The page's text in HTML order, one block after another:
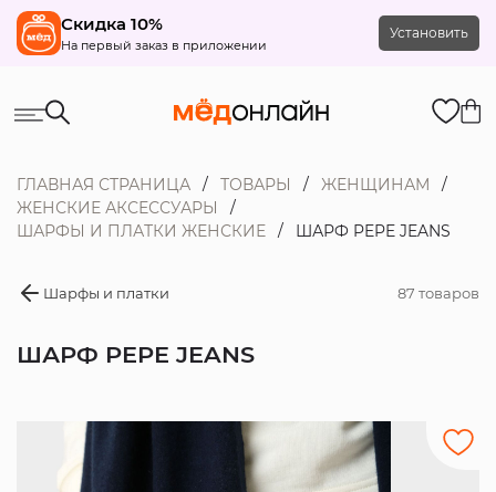
Скидка 10%
На первый заказ в приложении
Установить
ГЛАВНАЯ СТРАНИЦА ТОВАРЫ
ЖЕНЩИНАМ
ЖЕНСКИЕ АКСЕССУАРЫ
ШАРФЫ И ПЛАТКИ ЖЕНСКИЕ
ШАРФ PEPE JEANS
Шарфы и платки 87 товаров
ШАРФ PEPE JEANS